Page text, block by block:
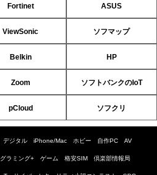
Fortinet ASUS
ViewSonic ソフマップ
Belkin HP
Zoom ソフトバンクのIoT
pCloud ソフクリ
デジタル iPhone/Mac ホビー 自作PC AV
ラミング+ ゲーム 格安SIM 倶楽部情報局